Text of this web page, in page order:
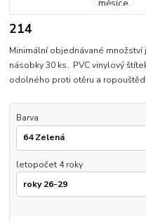
214
Minimální objednávané
násobky 30 ks. PVC vinylový
odolného proti otěru a
Barva
letopočet 4 roky